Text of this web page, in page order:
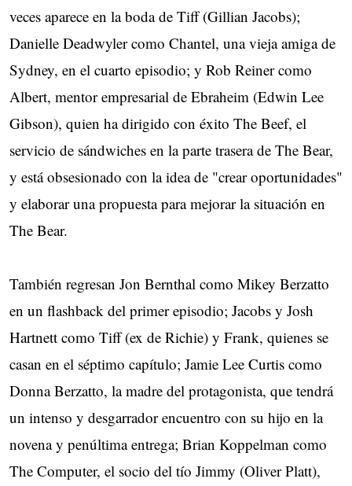
veces aparece en la boda de Tiff (Gillian Jacobs);
Danielle Deadwyler como Chantel, una vieja amiga de
Sydney, en el cuarto episodio; y Rob Reiner como
Albert, mentor empresarial de Ebraheim (Edwin Lee
Gibson), quien ha dirigido con éxito The Beef, el
servicio de sándwiches en la parte trasera de The Bear,
y está obsesionado con la idea de "crear oportunidades"
y elaborar una propuesta para mejorar la situación en
The Bear.
También regresan Jon Bernthal como Mikey Berzatto
en un flashback del primer episodio; Jacobs y Josh
Hartnett como Tiff (ex de Richie) y Frank, quienes se
casan en el séptimo capítulo; Jamie Lee Curtis como
Donna Berzatto, la madre del protagonista, que tendrá
un intenso y desgarrador encuentro con su hijo en la
novena y penúltima entrega; Brian Koppelman como
The Computer, el socio del tío Jimmy (Oliver Platt),